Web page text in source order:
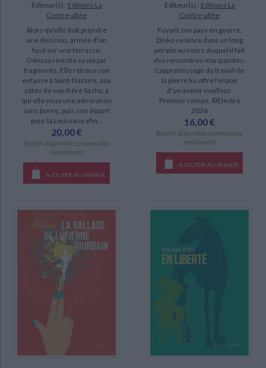
Lettres nomades (4)
La véritable histoire de Matias Bran (1)
DISPONIBILITÉ
disponible (69)
manquant (9)
a-paraitre (3)
Éditeur(s) : Editions La
Contre-allée
Alors qu'elle doit prendre
une décision, armée d'un
fusil sur une terrasse,
Odessa revisite sa vie par
fragments. Elle retrace son
enfance à Saint-Nazaire, aux
côtés de son frère Sasha, à
qui elle voue une admiration
sans borne, puis son départ
pour la Louisiane afin...
20,00 €
Bientôt disponible, commandez
maintenant
AJOUTER AU PANIER
Éditeur(s) : Editions La
Contre-allée
Fuyant son pays en guerre,
Dinko se lance dans un long
périple au cours duquel il fait
des rencontres marquantes.
L'apprentissage du travail de
la pierre lui offre l'espoir
d'un avenir meilleur.
Premier roman. ©Electre
2026
16,00 €
Bientôt disponible, commandez
maintenant
AJOUTER AU PANIER